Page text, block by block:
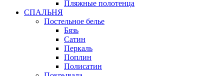
Пляжные полотенца
СПАЛЬНЯ
Постельное белье
Бязь
Сатин
Перкаль
Поплин
Полисатин